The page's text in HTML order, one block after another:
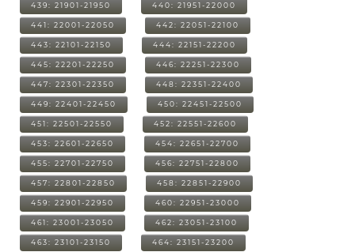
439: 21901-21950 440: 21951-22000
441: 22001-22050 442: 22051-22100
443: 22101-22150 444: 22151-22200
445: 22201-22250 446: 22251-22300
447: 22301-22350 448: 22351-22400
449: 22401-22450 450: 22451-22500
451: 22501-22550 452: 22551-22600
453: 22601-22650 454: 22651-22700
455: 22701-22750 456: 22751-22800
457: 22801-22850 458: 22851-22900
459: 22901-22950 460: 22951-23000
461: 23001-23050 462: 23051-23100
463: 23101-23150 464: 23151-23200